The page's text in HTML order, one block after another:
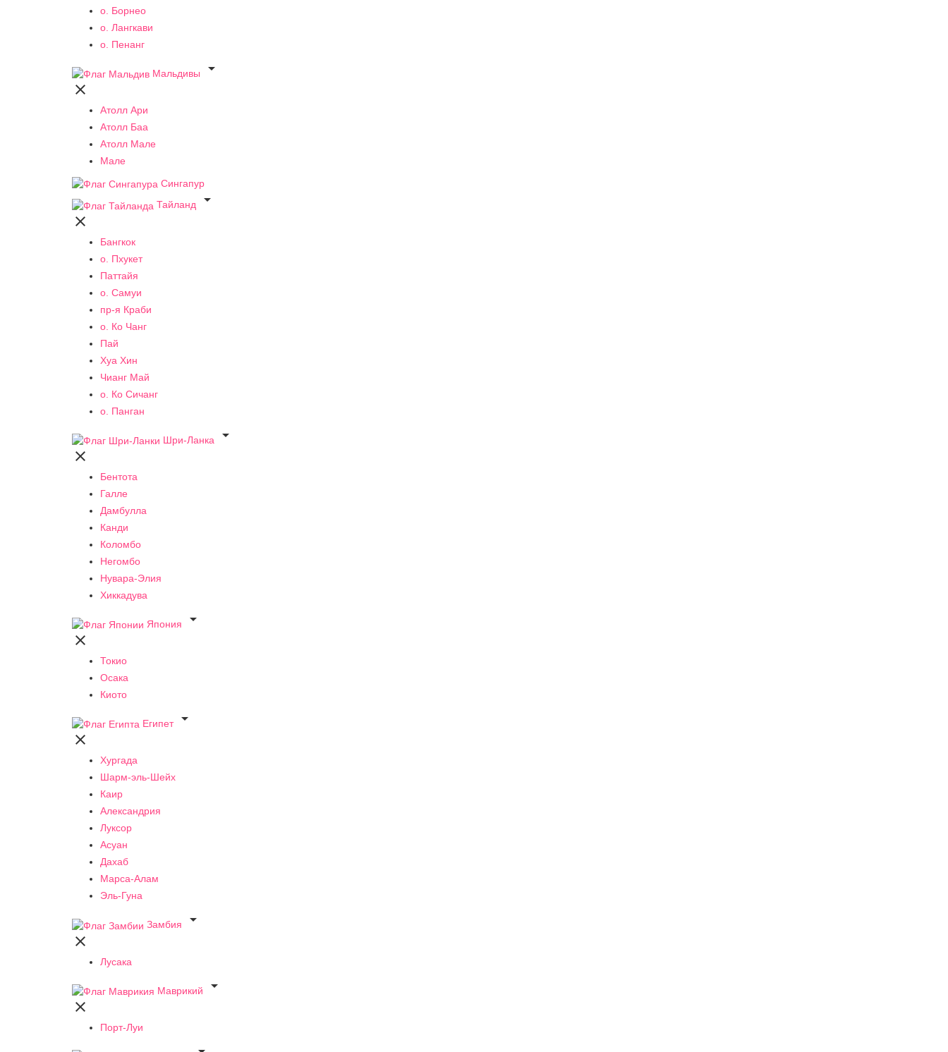
о. Борнео
о. Лангкави
о. Пенанг
Мальдивы


Атолл Ари
Атолл Баа
Атолл Мале
Мале
Сингапур
Тайланд


Бангкок
о. Пхукет
Паттайя
о. Самуи
пр-я Краби
о. Ко Чанг
Пай
Хуа Хин
Чианг Май
о. Ко Сичанг
о. Панган
Шри-Ланка


Бентота
Галле
Дамбулла
Канди
Коломбо
Негомбо
Нувара-Элия
Хиккадува
Япония


Токио
Осака
Киото
Египет


Хургада
Шарм-эль-Шейх
Каир
Александрия
Луксор
Асуан
Дахаб
Марса-Алам
Эль-Гуна
Замбия


Лусака
Маврикий


Порт-Луи